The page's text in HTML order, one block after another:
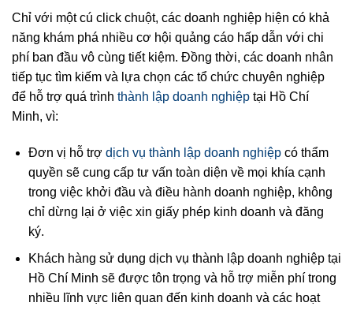
Chỉ với một cú click chuột, các doanh nghiệp hiện có khả
năng khám phá nhiều cơ hội quảng cáo hấp dẫn với chi
phí ban đầu vô cùng tiết kiệm. Đồng thời, các doanh nhân
tiếp tục tìm kiếm và lựa chọn các tổ chức chuyên nghiệp
để hỗ trợ quá trình thành lập doanh nghiệp tại Hồ Chí
Minh, vì:
Đơn vị hỗ trợ dịch vụ thành lập doanh nghiệpcó thẩm
quyền sẽ cung cấp tư vấn toàn diện về mọi khía cạnh
trong việc khởi đầu và điều hành doanh nghiệp, không
chỉ dừng lại ở việc xin giấy phép kinh doanh và đăng
ký.
Khách hàng sử dụng dịch vụ thành lập doanh nghiệp tại
Hồ Chí Minh sẽ được tôn trọng và hỗ trợ miễn phí trong
nhiều lĩnh vực liên quan đến kinh doanh và các hoạt